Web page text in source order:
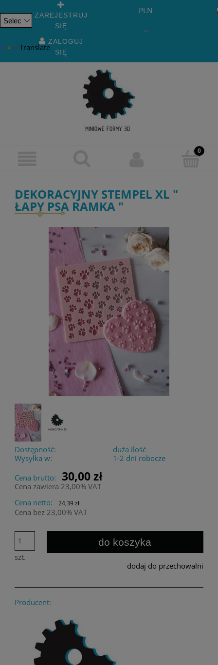
Translate
ZAREJESTRUJ
SIĘ
ZALOGUJ
SIĘ
PLN
DEKORACYJNY STEMPEL XL "
ŁAPY PSA RAMKA "
Dostępność:
duża ilość
Wysyłka w:
1-2 dni robocze
Cena brutto:
30,00 zł
Cena zawiera 23,00% VAT
Cena netto:
24,39 zł
Cena bez 23,00% VAT
szt.
do koszyka
dodaj do przechowalni
Producent: